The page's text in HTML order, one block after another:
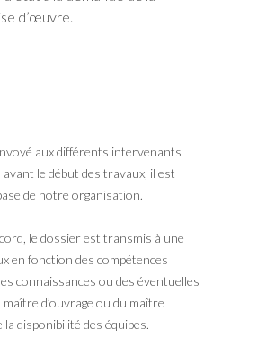
d’œuvre.
aux différents intervenants
le début des travaux, il est
de notre organisation.
le dossier est transmis à une
en fonction des compétences
connaissances ou des éventuelles
maître d’ouvrage ou du maître
la disponibilité des équipes.